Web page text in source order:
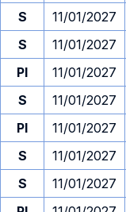
S 11/01/2027
S 11/01/2027
PI 11/01/2027
S 11/01/2027
PI 11/01/2027
S 11/01/2027
S 11/01/2027